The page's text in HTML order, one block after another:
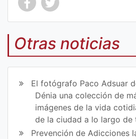
Co
mp
art
en
Fa
ce
Co
mp
art
ir
en
Tw
itt
Otras noticias
El fotógrafo Paco Adsuar
Dénia una colección de
imágenes de la vida
de la ciudad a lo largo de
Prevención de Adicciones